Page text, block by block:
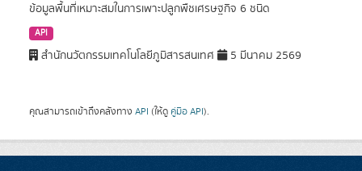
ข้อมูลพื้นที่เหมาะสมในการเพาะปลูกพืชเศรษฐกิจ 6 ชนิด
API
สำนักนวัตกรรมเทคโนโลยีภูมิสารสนเทศ 5 มีนาคม 2569
คุณสามารถเข้าถึงคลังทาง API (ให้ดู คู่มือ API).